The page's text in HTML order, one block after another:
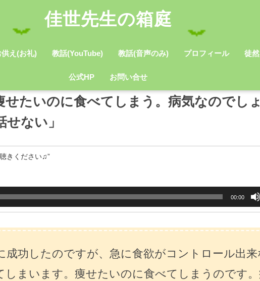
佳世先生の箱庭
供え(お礼) 教話(YouTube) 教話(音声のみ) プロフィール 徒
公式HP お問い合せ
せたいのに食べてしまう。病気なのでし
ない」
きください♫”
00:00
成功したのですが、急に食欲がコントロール出来
しまいます。痩せたいのに食べてしまうのです